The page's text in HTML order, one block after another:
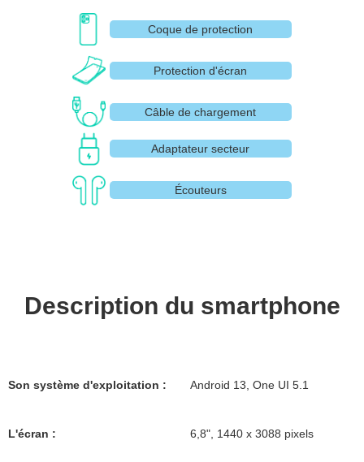
Coque de protection
Protection d'écran
Câble de chargement
Adaptateur secteur
Écouteurs
Description du smartphone
Son système d'exploitation : Android 13, One UI 5.1
L'écran : 6,8", 1440 x 3088 pixels